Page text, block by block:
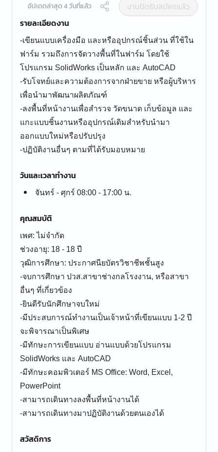
อัปเดตล่าสุด 4 วันที่แล้ว
งานปิดรับสมัครแล้ว
รายละเอียดงาน
-เขียนแบบเครื่องมือ และหรืออุปกรณ์ชิ้นส่วน ที่ใช้ใน
ฟาร์ม รวมถึงการจัดวางพื้นที่ในฟาร์ม โดยใช้
โปรแกรม SolidWorks เป็นหลัก และ AutoCAD
-รับโจทย์และความต้องการจากฝ่ายขาย หรือผู้บริหาร
เพื่อนำมาพัฒนาผลิตภัณฑ์
-ลงพื้นที่หน้างานเพื่อสำรวจ วัดขนาด เก็บข้อมูล และ
แกะแบบชิ้นงานหรืออุปกรณ์เดิมสำหรับนำมา
ออกแบบใหม่หรือปรับปรุง
วันและเวลาทำงาน
จันทร์ - ศุกร์ 08:00 - 17:00 น.
คุณสมบัติ
เพศ: ไม่จำกัด
ช่วงอายุ: 18 - 18 ปี
วุฒิการศึกษา: ประกาศนียบัตรวิชาชีพชั้นสูง
-จบการศึกษา ปวส.สาขาช่างกลโรงงาน, หรือสาขา
อื่นๆ ที่เกี่ยวข้อง
-ยินดีรับนักศึกษาจบใหม่
-มีประสบการณ์ทำงานเป็นเจ้าหน้าที่เขียนแบบ 1-2 ปี
จะพิจารณาเป็นพิเศษ
-มีทักษะการเขียนแบบ อ่านแบบด้วยโปรแกรม
SolidWorks และ AutoCAD
-มีทักษะคอมพิวเตอร์ MS Office: Word, Excel,
PowerPoint
-สามารถเดินทางลงพื้นที่หน้างานได้
สวัสดิการ